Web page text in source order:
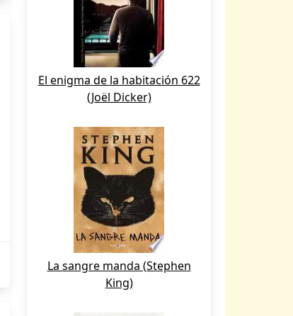
El enigma de la habitación 622
(Joël Dicker)
La sangre manda (Stephen
King)